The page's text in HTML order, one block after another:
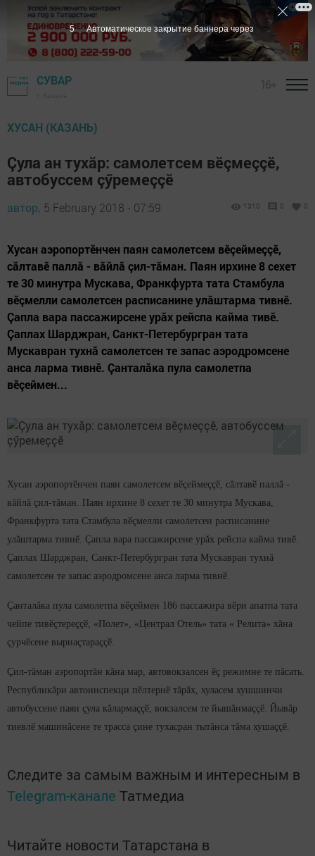
СУВАР
ХУСАН (КАЗАНЬ)
Çула ан тухăр: самолетсем вӗçмеççӗ,
автобуссем çӳремеççӗ
автор, 5 February 2018 - 07:59 1310 0 0
Хусан аэропортӗнчен паян самолетсем вӗçеймеççӗ,
сăлтавӗ паллă - вăйлă çил-тăман. Паян ирхине 8 сехет
те 30 минутра Мускава, Франкфурта тата Стамбула
вӗçмелли самолетсен расписанине улăштарма тивнӗ.
Çапла вара пассажирсене урăх рейспа кайма тивӗ.
Çаплах Шарджран, Санкт-Петербургран тата
Мускавран тухнă самолетсен те запас аэродромсене
анса ларма тивнӗ. Çанталăка пула самолетпа
вӗçеймен...
Хусан аэропортӗнчен паян самолетсем вӗçеймеççӗ, сăлтавӗ паллă -
вăйлă çил-тăман. Паян ирхине 8 сехет те 30 минутра Мускава,
Франкфурта тата Стамбула вӗçмелли самолетсен расписанине
улăштарма тивнӗ. Çапла вара пассажирсене урăх рейспа кайма тивӗ.
Çаплах Шарджран, Санкт-Петербургран тата Мускавран тухнă
самолетсен те запас аэродромсене анса ларма тивнӗ.
Çанталăка пула самолетпа вӗçеймен 186 пассажира вӗри апатпа тата
чейпе тивӗçтереççӗ, «Полет», «Централ Отель» тата « Релита» хăна
çурчӗсене вырнаçтараççӗ.
Çил-тăман аэропортăн кăна мар, автовокзалсен ӗç режимне те пăсать.
Республикăри автоинспекци пӗлтернӗ тăрăх, хуласем хушшинчи
автобуссене паян çула кăлармаççӗ, вокзалсем те йышăнмаççӗ. Йывăр
тиевлӗ машинăсене те трасса çине тухасран тытăнса тăма хушаççӗ.
Следите за самым важным и интересным в
Telegram-канале Татмедиа
Читайте новости Татарстана в
4 Автоматическое закрытие баннера через